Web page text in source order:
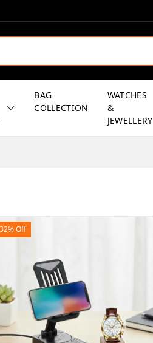
BAG
COLLECTION
WATCHES
&
JEWELLERY
32% Off